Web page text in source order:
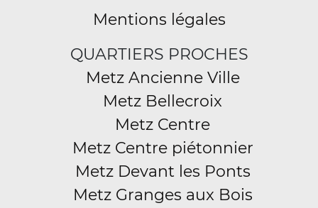
Mentions légales
QUARTIERS PROCHES
Metz Ancienne Ville
Metz Bellecroix
Metz Centre
Metz Centre piétonnier
Metz Devant les Ponts
Metz Granges aux Bois